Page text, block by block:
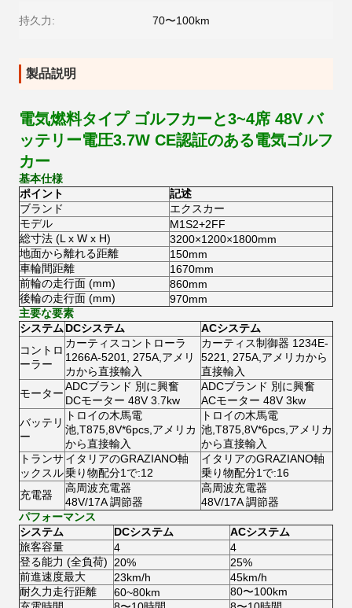
持久力: 70〜100km
製品説明
電気燃料タイプ ゴルフカーと3~4席 48V バ
ッテリー電圧3.7W CE認証のある電気ゴルフ
カー
基本仕様
ポイント
記述
ブランド
エクスカー
モデル
M1S2+2FF
総寸法 (L x W x H)
3200×1200×1800mm
地面から離れる距離
150mm
車輪間距離
1670mm
前輪の走行面 (mm)
860mm
後輪の走行面 (mm)
970mm
主要な要素
システム DCシステム
ACシステム
コントロ
ーラー
カーティスコントローラ
1266A-5201, 275A,アメリ
カから直接輸入
カーティス制御器 1234E-
5221, 275A,アメリカから
直接輸入
モーター
ADCブランド 別に興奮
DCモーター 48V 3.7kw
ADCブランド 別に興奮
ACモーター 48V 3kw
バッテリ
ー
トロイの木馬電
池,T875,8V*6pcs,アメリカ
から直接輸入
トロイの木馬電
池,T875,8V*6pcs,アメリカ
から直接輸入
トランサ
ックスル
イタリアのGRAZIANO軸
乗り物配分1で:12
イタリアのGRAZIANO軸
乗り物配分1で:16
充電器
高周波充電器
48V/17A 調節器
高周波充電器
48V/17A 調節器
パフォーマンス
システム
DCシステム
ACシステム
旅客容量
4
4
登る能力 (全負荷)
20%
25%
前進速度最大
23km/h
45km/h
耐久力走行距離
60~80km
80〜100km